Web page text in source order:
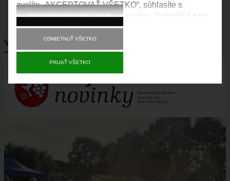
DOM SMÚTKU
DRUŽBA
ULICE VO VAJNOROCH
VAJNORSKÝ ĽUDOVÝ DOM
CYKLOTRASA JURAVA
VAJNORSKÉ VINOHRADY
KONTAKTY
ROZHLAS
VAJNORSKÉ NOVINKY
zvolíte „AKCEPTOVAŤ VŠETKO“, súhlasíte s
používaním všetkých súborov cookie. Jednotlivé typy
súborov cookie môžete prijať a odmietnuť a svoj
súhlas do budúcnosti kedykoľvek odvolať v časti
„Nastavenia“.
NASTAVENIA SÚBOROV COOKIE
ODMIETNUŤ VŠETKO
PRIJAŤ VŠETKO